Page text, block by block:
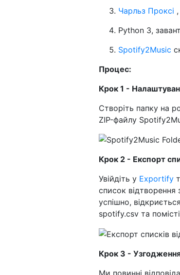
Чарльз Проксі
Python 3,
Spotify2Music
Процес:
Крок 1 -
Створіть папку на
ZIP-файлу
Крок 2 - Експорт
Увійдіть у Exportify
список
успішно,
spotify.csv та
Крок 3 -
Ми повинні